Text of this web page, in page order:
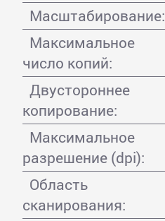
Масштабирование:
Максимальное
число копий:
Двустороннее
копирование:
Максимальное
разрешение (dpi):
Область
сканирования: